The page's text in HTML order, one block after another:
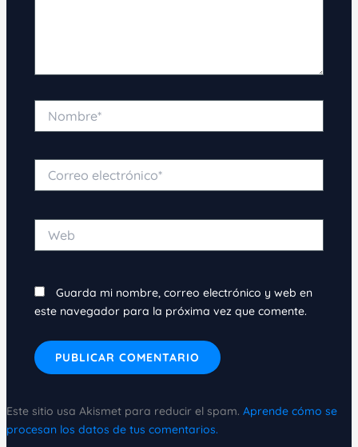
electrónico*
Guarda mi nombre, correo electrónico y web en
este navegador para la próxima vez que comente.
Este sitio usa Akismet para reducir el spam. Aprende cómo se
procesan los datos de tus comentarios.